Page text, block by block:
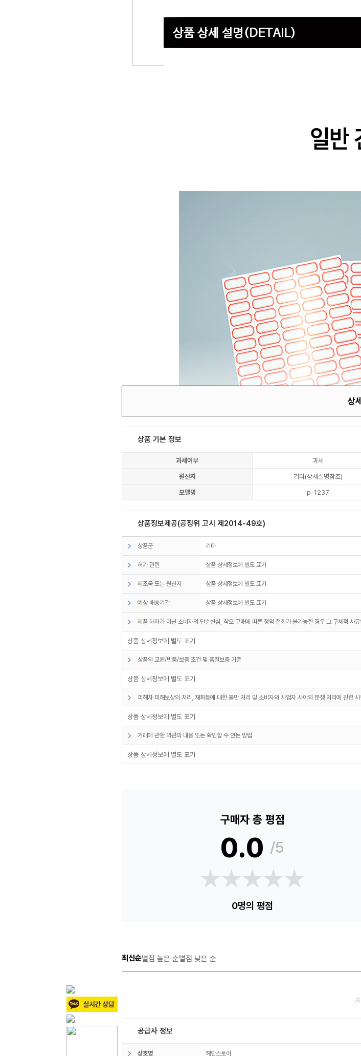
상
상품 기본 정보
과세여부 과세
원산지
기타(상세설명참조)
모델명
p-1237
상품정보제공(공정위 고시 제2014-49호)
상품군 기타
허가 관련 상품 상세정보에 별도 표기
제조국 또는 원산지 상품 상세정보에 별도 표기
예상 배송기간 상품 상세정보에 별도 표기
제품 하자가 아닌 소비자의 단순변심, 착오 구매에 따른 청약 철회가 불가능한 경우 그 구체적 사
상품 상세정보에 별도 표기
상품의 교환/반품/보증 조건 및 품질보증 기준
상품 상세정보에 별도 표기
피해자 피해보상의 처리, 재화등에 대한 불만 처리 및 소비자와 사업자 사이의 분쟁 처리에 관한
상품 상세정보에 별도 표기
거래에 관한 약관의 내용 또는 확인할 수 있는 방법
상품 상세정보에 별도 표기
구매자 총 평점
0.0 /5
★★★★★
★★★★★
0명의 평점
최신순별점 높은 순별점 낮은 순
공급사 정보
상호명 해안스토어